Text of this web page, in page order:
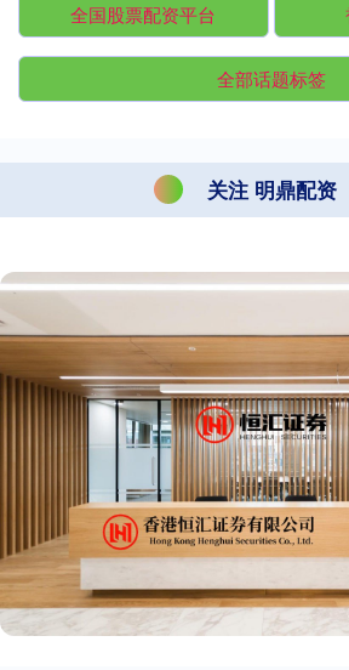
全国股票配资平台
全部话题标签
关注 明鼎配资